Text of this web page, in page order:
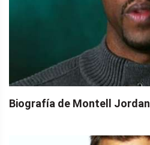
Biografía de Montell Jordan